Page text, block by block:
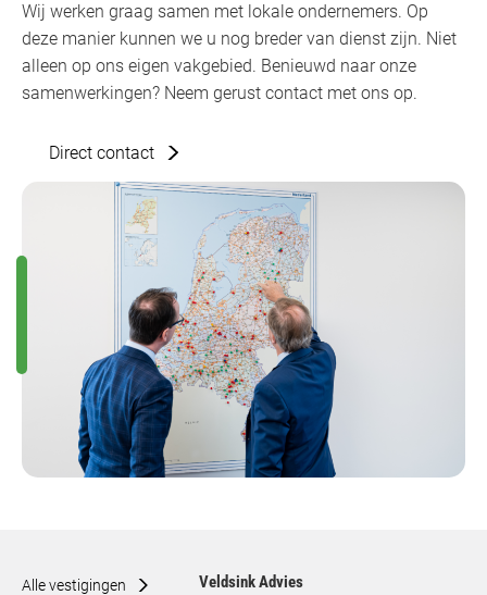
Wij werken graag samen met lokale ondernemers. Op
deze manier kunnen we u nog breder van dienst zijn. Niet
alleen op ons eigen vakgebied. Benieuwd naar onze
samenwerkingen? Neem gerust contact met ons op.
Direct contact
Alle vestigingen Veldsink Advies